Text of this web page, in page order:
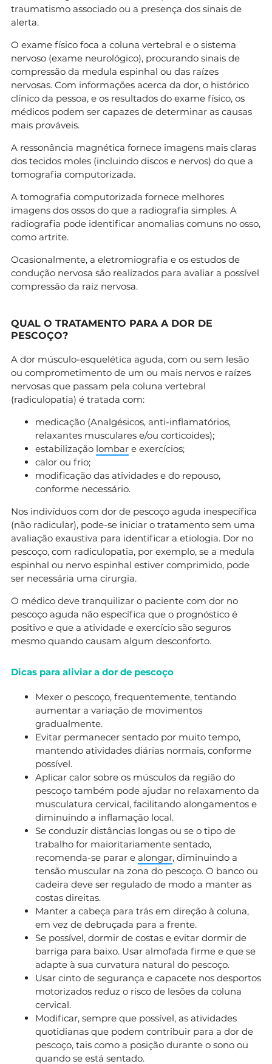
traumatismo associado ou a presença dos sinais de
alerta.
O exame físico foca a coluna vertebral e o sistema
nervoso (exame neurológico), procurando sinais de
compressão da medula espinhal ou das raízes
nervosas. Com informações acerca da dor, o histórico
clínico da pessoa, e os resultados do exame físico, os
médicos podem ser capazes de determinar as causas
mais prováveis.
A ressonância magnética fornece imagens mais claras
dos tecidos moles (incluindo discos e nervos) do que a
tomografia computorizada.
A tomografia computorizada fornece melhores
imagens dos ossos do que a radiografia simples. A
radiografia pode identificar anomalias comuns no osso,
como artrite.
Ocasionalmente, a eletromiografia e os estudos de
condução nervosa são realizados para avaliar a possível
compressão da raiz nervosa.
QUAL O TRATAMENTO PARA A DOR DE
PESCOÇO?
A dor músculo-esquelética aguda, com ou sem lesão
ou comprometimento de um ou mais nervos e raízes
nervosas que passam pela coluna vertebral
(radiculopatia) é tratada com:
medicação (Analgésicos, anti-inflamatórios,
relaxantes musculares e/ou corticoides);
estabilização lombar e exercícios;
calor ou frio;
modificação das atividades e do repouso,
conforme necessário.
Nos indivíduos com dor de pescoço aguda inespecífica
(não radicular), pode-se iniciar o tratamento sem uma
avaliação exaustiva para identificar a etiologia. Dor no
pescoço, com radiculopatia, por exemplo, se a medula
espinhal ou nervo espinhal estiver comprimido, pode
ser necessária uma cirurgia.
O médico deve tranquilizar o paciente com dor no
pescoço aguda não específica que o prognóstico é
positivo e que a atividade e exercício são seguros
mesmo quando causam algum desconforto.
Dicas para aliviar a dor de pescoço
Mexer o pescoço, frequentemente, tentando
aumentar a variação de movimentos
gradualmente.
Evitar permanecer sentado por muito tempo,
mantendo atividades diárias normais, conforme
possível.
Aplicar calor sobre os músculos da região do
pescoço também pode ajudar no relaxamento da
musculatura cervical, facilitando alongamentos e
diminuindo a inflamação local.
Se conduzir distâncias longas ou se o tipo de
trabalho for maioritariamente sentado,
recomenda-se parar e alongar, diminuindo a
tensão muscular na zona do pescoço. O banco ou
cadeira deve ser regulado de modo a manter as
costas direitas.
Manter a cabeça para trás em direção à coluna,
em vez de debruçada para a frente.
Se possível, dormir de costas e evitar dormir de
barriga para baixo. Usar almofada firme e que se
adapte à sua curvatura natural do pescoço.
Usar cinto de segurança e capacete nos desportos
motorizados reduz o risco de lesões da coluna
cervical.
Modificar, sempre que possível, as atividades
quotidianas que podem contribuir para a dor de
pescoço, tais como a posição durante o sono ou
quando se está sentado.